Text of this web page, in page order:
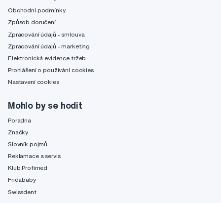
Obchodní podmínky
Způsob doručení
Zpracování údajů - smlouva
Zpracování údajů - marketing
Elektronická evidence tržeb
Prohlášení o používání cookies
Nastavení cookies
Mohlo by se hodit
Poradna
Značky
Slovník pojmů
Reklamace a servis
Klub Profimed
Fridababy
Swissdent